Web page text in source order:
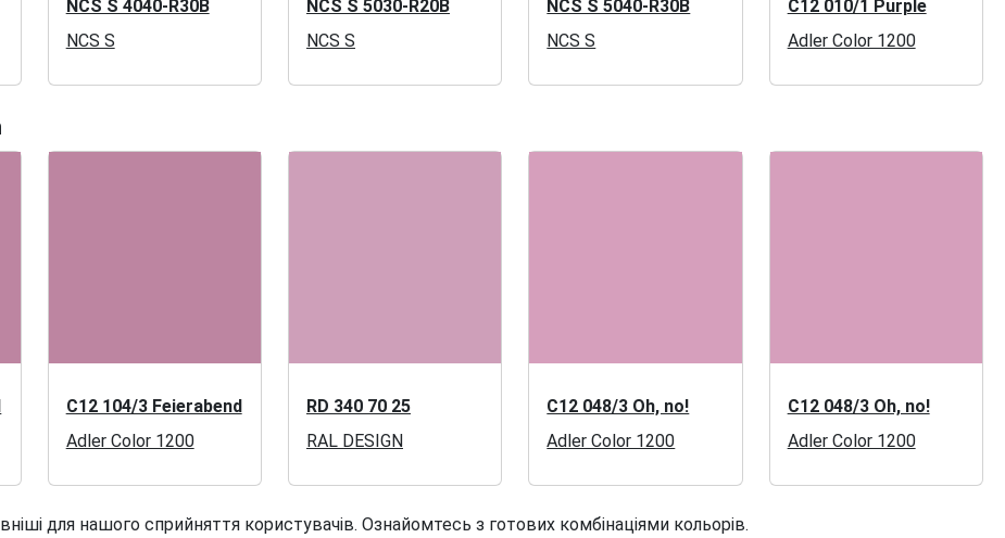
NCS S 4040-R30B
NCS S
NCS S 5030-R20B
NCS S
NCS S 5040-R30B
NCS S
C12 010/1 Purple
Adler Color 1200
C12 104/3 Feierabend
Adler Color 1200
RD 340 70 25
RAL DESIGN
C12 048/3 Oh, no!
Adler Color 1200
C12 048/3 Oh, no!
Adler Color 1200
для нашого сприйняття користувачів. Ознайомтесь з готових комбінаціями кольорів.